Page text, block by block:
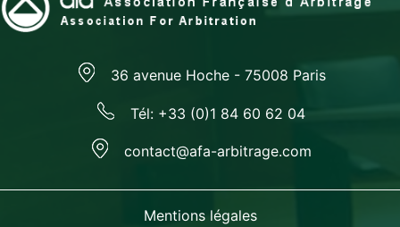
36 avenue Hoche - 75008 Paris
Tél: +33 (0)1 84 60 62 04
contact@afa-arbitrage.com
Mentions légales